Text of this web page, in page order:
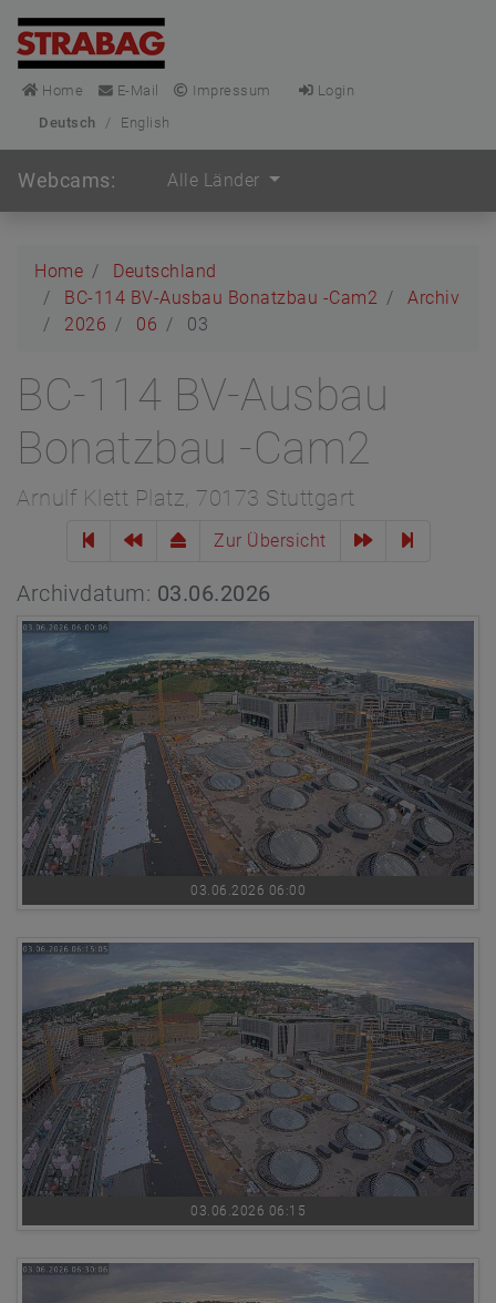
Home E-Mail Impressum
Login
Deutsch
/ English
Webcams: Alle Länder
Home
Deutschland
BC-114 BV-Ausbau Bonatzbau -Cam2
Archiv
2026
06 03
BC-114 BV-Ausbau
Bonatzbau -Cam2
Arnulf Klett Platz, 70173 Stuttgart
Zur Übersicht
Archivdatum: 03.06.2026
03.06.2026 06:00
03.06.2026 06:15